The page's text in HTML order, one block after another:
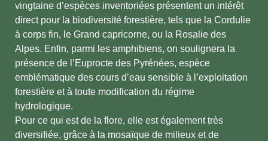
vingtaine d’espèces inventoriées présentent un intérêt
direct pour la biodiversité forestière, tels que la Cordulie
à corps fin, le Grand capricorne, ou la Rosalie des
Alpes. Enfin, parmi les amphibiens, on soulignera la
présence de l’Euprocte des Pyrénées, espèce
emblématique des cours d’eau sensible à l’exploitation
forestière et à toute modification du régime
hydrologique.
Pour ce qui est de la flore, elle est également très
diversifiée, grâce à la mosaïque de milieux et de